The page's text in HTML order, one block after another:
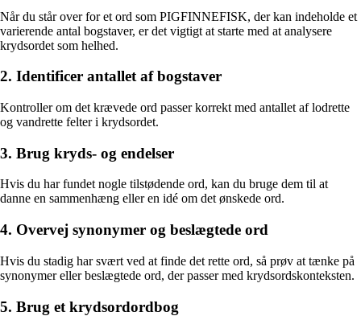
Når du står over for et ord som PIGFINNEFISK, der kan indeholde et
varierende antal bogstaver, er det vigtigt at starte med at analysere
krydsordet som helhed.
2. Identificer antallet af bogstaver
Kontroller om det krævede ord passer korrekt med antallet af lodrette
og vandrette felter i krydsordet.
3. Brug kryds- og endelser
Hvis du har fundet nogle tilstødende ord, kan du bruge dem til at
danne en sammenhæng eller en idé om det ønskede ord.
4. Overvej synonymer og beslægtede ord
Hvis du stadig har svært ved at finde det rette ord, så prøv at tænke på
synonymer eller beslægtede ord, der passer med krydsordskonteksten.
5. Brug et krydsordordbog